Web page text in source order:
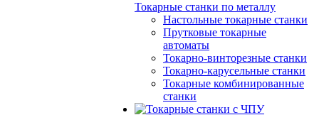
Токарные станки по металлу
Настольные токарные станки
Прутковые токарные
автоматы
Токарно-винторезные станки
Токарно-карусельные станки
Токарные комбинированные
станки